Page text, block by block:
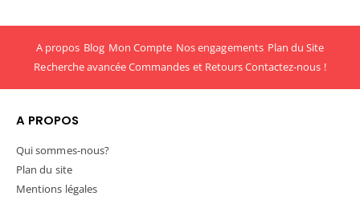
A propos Blog Mon Compte Nos engagements Plan du Site
Recherche avancéeCommandes et RetoursContactez-nous !
A PROPOS
Qui sommes-nous?
Plan du site
Mentions légales